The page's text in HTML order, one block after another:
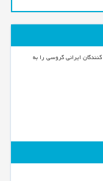
ایرانی گروسی را به